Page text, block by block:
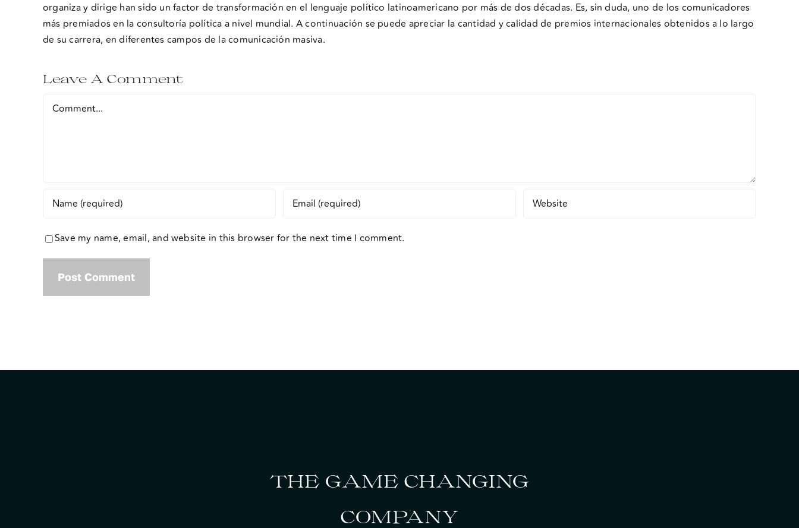
organiza y dirige han sido un factor de transformación en el lenguaje político latinoamericano por más de dos décadas. Es, sin duda, uno de los comunicadores
más premiados en la consultoría política a nivel mundial. A continuación se puede apreciar la cantidad y calidad de premios internacionales obtenidos a lo largo
de su carrera, en diferentes campos de la comunicación masiva.
Leave A Comment
Comment
Save my name, email, and website in this browser for the next time I comment.
THE GAME CHANGING
COMPANY